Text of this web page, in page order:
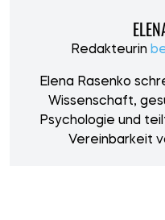
Redakteurin
Elena Rasenko
Wissenschaft,
Psychologie und
Vereinbarkeit